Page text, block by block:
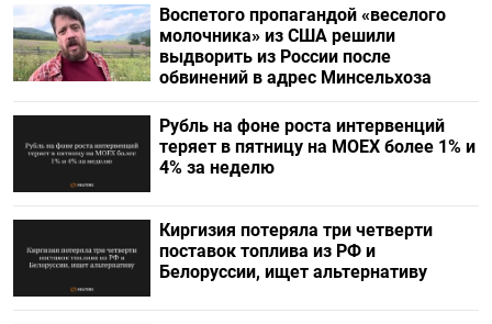
Воспетого пропагандой «веселого
молочника» из США решили
выдворить из России после
обвинений в адрес Минсельхоза
Рубль на фоне роста интервенций
теряет в пятницу на МОЕХ более 1% и
4% за неделю
Киргизия потеряла три четверти
поставок топлива из РФ и
Белоруссии, ищет альтернативу